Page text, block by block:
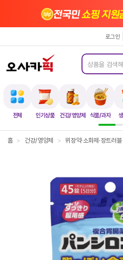
전체 인기상품 건강/영양제 식품/과자
전국민쇼핑 지원
로그인
홈 > 건강/영양제 > 위장약·소화제·장트러블